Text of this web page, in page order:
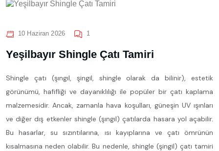
10 Haziran 2026 1
Yeşilbayır Shingle Çatı Tamiri
Shingle çatı (şıngıl, şingil, shingle olarak da bilinir), estetik
görünümü, hafifliği ve dayanıklılığı ile popüler bir çatı kaplama
malzemesidir. Ancak, zamanla hava koşulları, güneşin UV ışınları
ve diğer dış etkenler shingle (şıngıl) çatılarda hasara yol açabilir.
Bu hasarlar, su sızıntılarına, ısı kayıplarına ve çatı ömrünün
kısalmasına neden olabilir. Bu nedenle, shingle (şingil) çatı tamiri